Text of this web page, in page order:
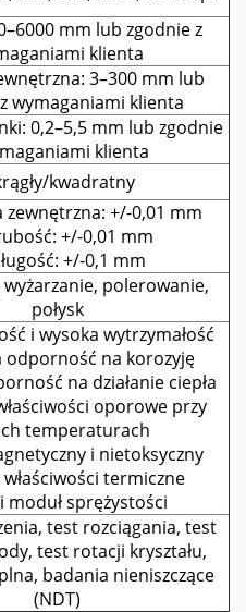
mm lub zgodnie z
klienta
3–300 mm lub
wymaganiami klienta
0,2–5,5 mm lub zgodnie
klienta
kwadratny
zewnętrzna: +/-0,01 mm
+/-0,01 mm
+/-0,1 mm
polerowanie,
połysk
i wysoka wytrzymałość
odporność na korozyję
na działanie ciepła
oporowe przy
temperaturach
i nietoksyczny
termiczne
moduł sprężystości
test rozciągania, test
test rotacji kryształu,
badania nieniszczące
(NDT)